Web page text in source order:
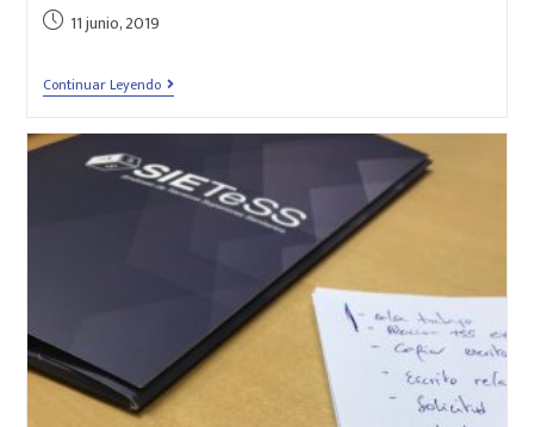
11 junio, 2019
Continuar Leyendo